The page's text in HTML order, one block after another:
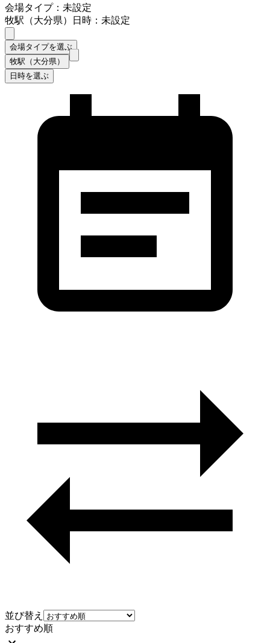
会場タイプ：未設定
牧駅（大分県）
日時：未設定
会場タイプを選ぶ
牧駅（大分県）
日時を選ぶ
並び替え
おすすめ順